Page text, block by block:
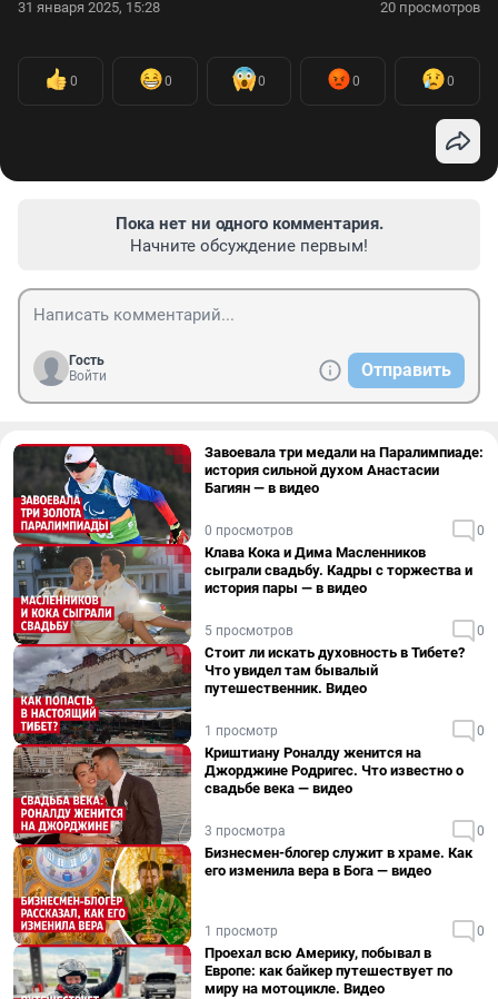
31 января 2025, 15:28 20 просмотров
0 0 0 0 0
Пока нет ни одного комментария.
Начните обсуждение первым!
Гость
Войти
Отправить
Завоевала три медали на Паралимпиаде:
история сильной духом Анастасии
Багиян — в видео
0 просмотров 0
Клава Кока и Дима Масленников
сыграли свадьбу. Кадры с торжества и
история пары — в видео
5 просмотров 0
Стоит ли искать духовность в Тибете?
Что увидел там бывалый
путешественник. Видео
1 просмотр 0
Криштиану Роналду женится на
Джорджине Родригес. Что известно о
свадьбе века — видео
3 просмотра 0
Бизнесмен-блогер служит в храме. Как
его изменила вера в Бога — видео
1 просмотр 0
Проехал всю Америку, побывал в
Европе: как байкер путешествует по
миру на мотоцикле. Видео